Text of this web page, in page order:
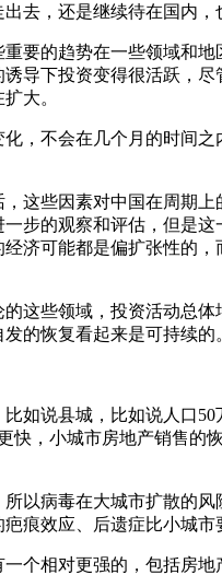
去，还是继续待在国内，
要的趋势在一些领域和
导下投资变得很活跃，
大。
，不会在几个月的时间
这些因素对中国在周期
步的观察和评估，但是
济可能都是偏扩张性的
这些领域，投资活动总
的恢复看起来是可持续的
如说县城，比如说人口
快，小城市房地产销售的
以病毒在大城市扩散的
痕效应、后遗症比小城市
个相对更强的，包括房